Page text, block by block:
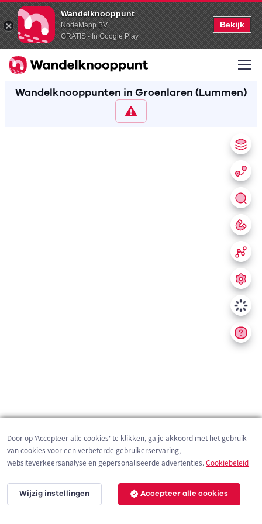
Wandelknooppunt
NodeMapp BV
GRATIS - In Google Play
Bekijk
Wandelknooppunten in Groenlaren (Lummen)
200 m
Door op 'Accepteer alle cookies' te klikken, ga je akkoord met het gebruik
van cookies voor een verbeterde gebruikerservaring,
websiteverkeersanalyse en gepersonaliseerde advertenties.Cookiebeleid
Wijzig instellingen Accepteer alle cookies